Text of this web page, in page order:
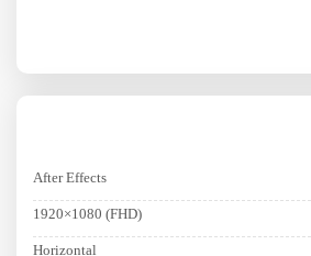
After Effects
1920×1080 (FHD)
Horizontal